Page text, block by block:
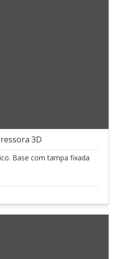
3D
Base com tampa fixada